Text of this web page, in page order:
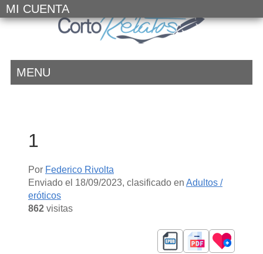
MI CUENTA
MENU
1
Por Federico Rivolta
Enviado el 18/09/2023, clasificado en Adultos /
eróticos
862visitas